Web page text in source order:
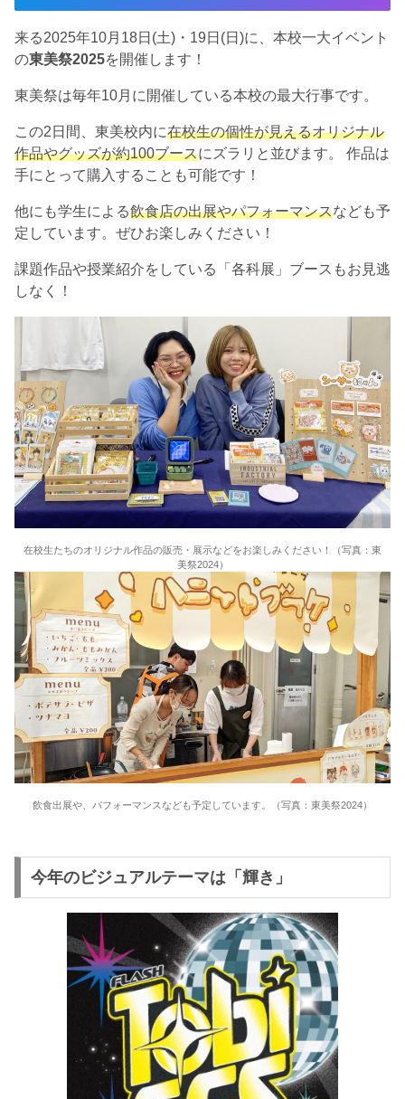
来る2025年10月18日(土)・19日(日)に、本校一大イベント
の東美祭2025を開催します！
東美祭は毎年10月に開催している本校の最大行事です。
この2日間、東美校内に在校生の個性が見えるオリジナル
作品やグッズが約100ブースにズラリと並びます。 作品は
手にとって購入することも可能です！
他にも学生による飲食店の出展やパフォーマンスなども予
定しています。ぜひお楽しみください！
課題作品や授業紹介をしている「各科展」ブースもお見逃
しなく！
在校生たちのオリジナル作品の販売・展示などをお楽しみください！（写真：東
美祭2024）
飲食出展や、パフォーマンスなども予定しています。（写真：東美祭2024）
今年のビジュアルテーマは「輝き」